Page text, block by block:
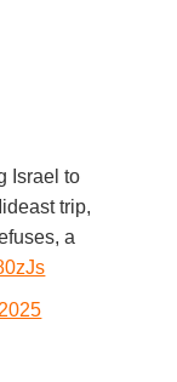
Israel to
trip,
a